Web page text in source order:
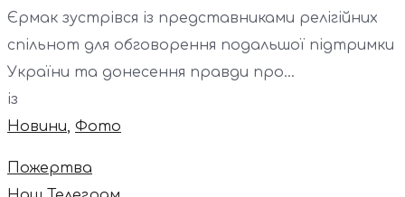
Єрмак зустрівся із представниками релігійних
спільнот для обговорення подальшої підтримки
України та донесення правди про...
із
Новини, Фото
Пожертва